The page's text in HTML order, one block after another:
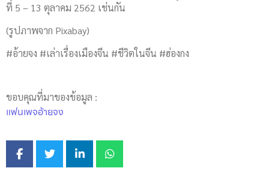
ที่ 5 – 13 ตุลาคม 2562 เช่นกัน
(รูปภาพจาก Pixabay)
#อ้ายจง #เล่าเรื่องเมืองจีน #ชีวิตในจีน #ฮ่องกง
ขอบคุณที่มาของข้อมูล :
แฟนเพจอ้ายจง